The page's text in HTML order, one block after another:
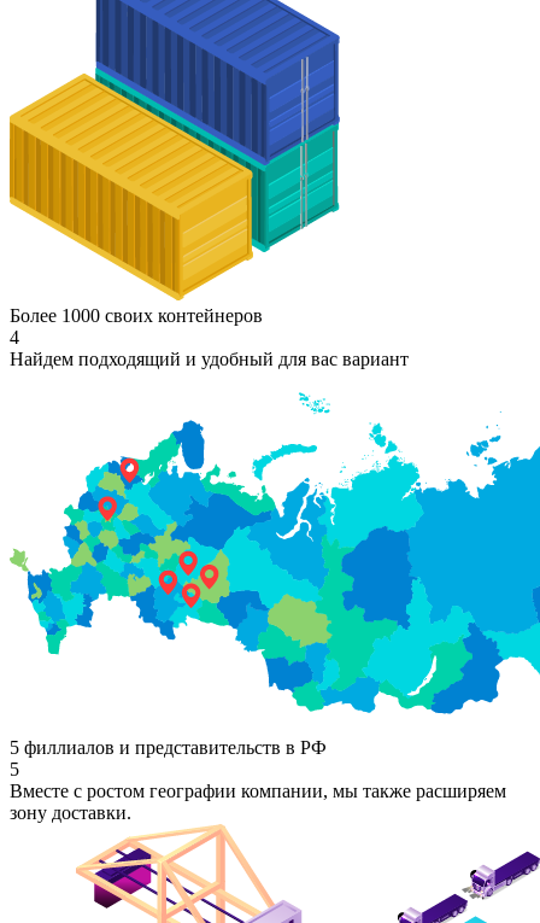
Более 1000 своих контейнеров
4
Найдем подходящий и удобный для вас вариант
5 филлиалов и представительств в РФ
5
Вместе с ростом географии компании, мы также расширяем
зону доставки.